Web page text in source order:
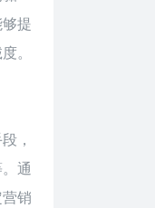
提
。
，
通
销